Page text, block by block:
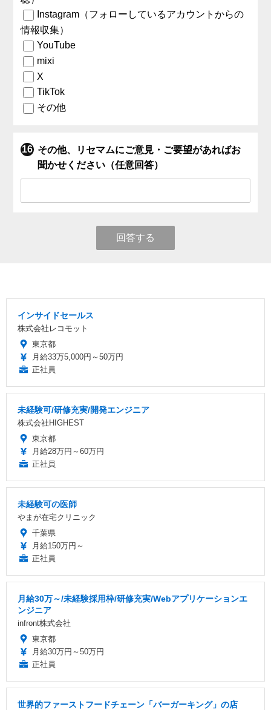
Instagram（フォローしているアカウントからの
情報収集）
YouTube
mixi
X
TikTok
その他
その他、リセマムにご意見・ご要望があればお
聞かせください（任意回答）
回答する
インサイドセールス
株式会社レコモット
東京都
月給33万5,000円～50万円
正社員
未経験可/研修充実/開発エンジニア
株式会社HIGHEST
東京都
月給28万円～60万円
正社員
未経験可の医師
やまが在宅クリニック
千葉県
月給150万円～
正社員
月給30万～/未経験採用枠/研修充実/Webアプリケーションエ
ンジニア
infront株式会社
東京都
月給30万円～50万円
正社員
世界的ファーストフードチェーン「バーガーキング」の店